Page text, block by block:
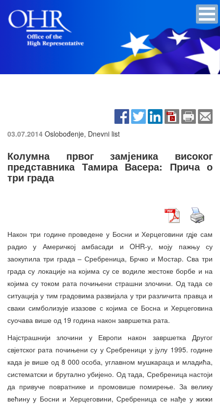
03.07.2014 Oslobođenje, Dnevni list
Колумна првог замјеника високог
представника Тамира Васера: Прича о
три града
Након три године проведене у Босни и Херцеговини гдје сам
радио у Америчкој амбасади и OHR-у, моју пажњу су
заокупила три града – Сребреница, Брчко и Мостар. Сва три
града су локације на којима су се водиле жестоке борбе и на
којима су током рата почињени страшни злочини. Од тада се
ситуација у тим градовима развијала у три различита правца и
сваки симболизује изазове с којима се Босна и Херцеговина
суочава више од 19 година након завршетка рата.
Најстрашнији злочини у Европи након завршетка Другог
свјетског рата почињени су у Сребреници у јулу 1995. године
када је више од 8 000 особа, углавном мушкараца и младића,
систематски и брутално убијено. Од тада, Сребреница настоји
да привуче повратнике и промовише помирење. За велику
већину у Босни и Херцеговини, Сребреница се нађе у жижи